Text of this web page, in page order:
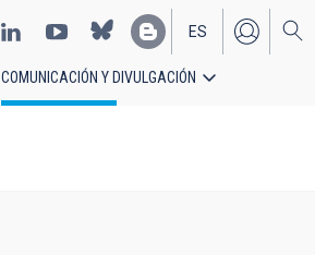
EN
ES
COMUNICACIÓN Y DIVULGACIÓN